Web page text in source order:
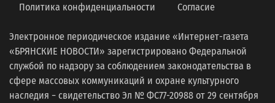
Политика конфиденциальности Согласие
Электронное периодическое издание «Интернет-газета
«БРЯНСКИЕ НОВОСТИ» зарегистрировано Федеральной
службой по надзору за соблюдением законодательства в
сфере массовых коммуникаций и охране культурного
наследия − свидетельство Эл № ФС77-20988 от 29 сентября